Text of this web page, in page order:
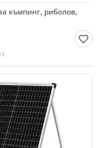
къмпинг, риболов,